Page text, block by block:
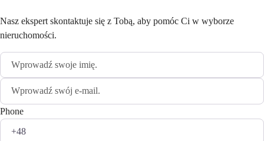
Nasz ekspert skontaktuje się z Tobą, aby pomóc Ci w wyborze
nieruchomości.
Phone